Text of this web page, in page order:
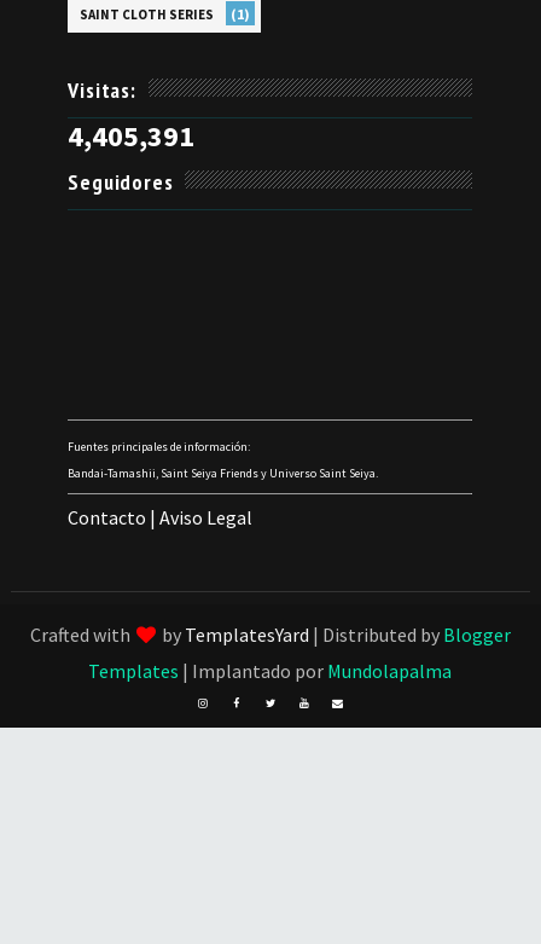
SAINT CLOTH SERIES (1)
Visitas:
4,405,391
Seguidores
Fuentes principales de información:
Bandai-Tamashii, Saint Seiya Friends y Universo Saint Seiya.
Contacto |Aviso Legal
Crafted with by TemplatesYard | Distributed by Blogger
Templates | Implantado por Mundolapalma